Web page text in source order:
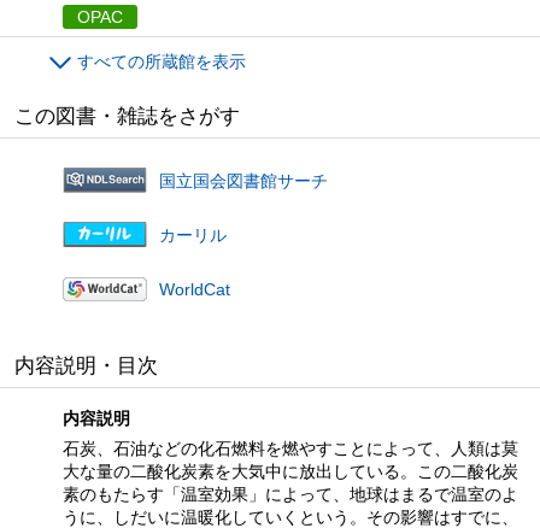
OPAC
すべての所蔵館を表示
この図書・雑誌をさがす
国立国会図書館サーチ
カーリル
WorldCat
内容説明・目次
内容説明
石炭、石油などの化石燃料を燃やすことによって、人類は莫
大な量の二酸化炭素を大気中に放出している。この二酸化炭
素のもたらす「温室効果」によって、地球はまるで温室のよ
うに、しだいに温暖化していくという。その影響はすでに、